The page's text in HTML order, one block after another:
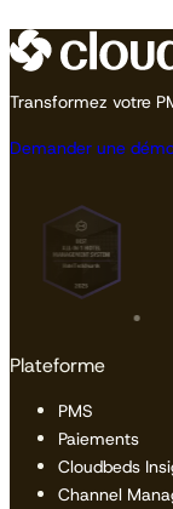
Transformez votre
Demander une
Plateforme
PMS
Paiements
Cloudbeds
Channel